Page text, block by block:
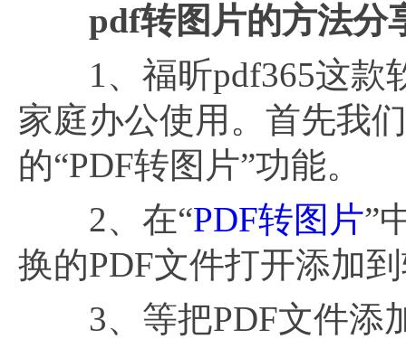
pdf转图片的方法分
1、福昕pdf365这款
家庭办公使用。首先我
的“PDF转图片”功能。
2、在“PDF转图片”
换的PDF文件打开添加
3、等把PDF文件添